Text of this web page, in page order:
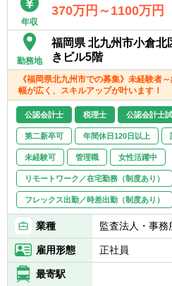
・また、全国に
情によって比較
です。
年収
370万円～1100万円
勤務地
福岡県 北九州市小倉北
きビル5階
《福岡県北九州市での募集》未経験者
幅が広く、スキルアップが叶います！
公認会計士 税理士 公認会計士
第二新卒可 年間休日120日以上
未経験可 管理職 女性活躍中
リモートワーク／在宅勤務（制度あり）
フレックス出勤／時差出勤（制度あり）
業種 監査法人・事務
雇用形態 正社員
最寄駅